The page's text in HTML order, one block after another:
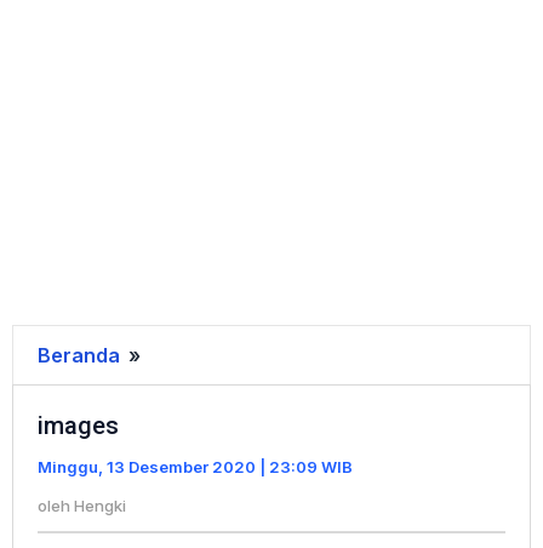
Beranda »
images
Minggu, 13 Desember 2020 | 23:09 WIB
oleh Hengki